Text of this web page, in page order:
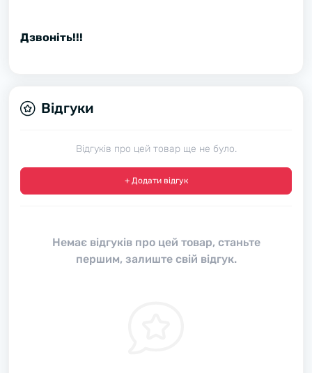
Дзвоніть!!!
Відгуки
Відгуків про цей товар ще не було.
+ Додати відгук
Немає відгуків про цей товар, станьте
першим, залиште свій відгук.